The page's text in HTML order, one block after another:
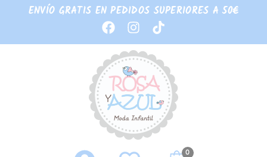
ENVÍO GRATIS EN PEDIDOS SUPERIORES A 50€
0